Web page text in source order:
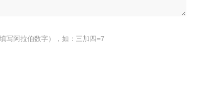
写阿拉伯数字），如：三加四=7